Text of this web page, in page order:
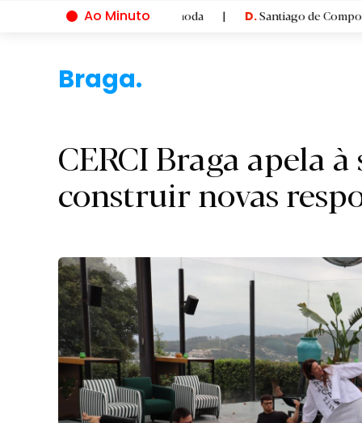
Ao Minuto
do mundo da moda | Santiago de Compostela
CERCI Braga apela
construir novas